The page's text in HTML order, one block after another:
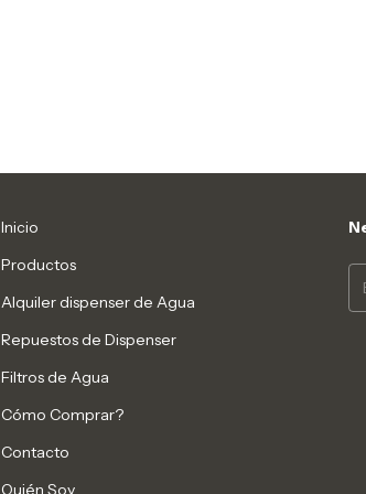
Inicio
Productos
Alquiler dispenser de Agua
Repuestos de Dispenser
Filtros de Agua
Cómo Comprar?
Contacto
Quién Soy